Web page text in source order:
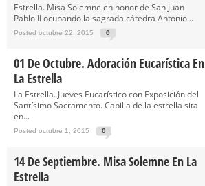
Estrella. Misa Solemne en honor de San Juan
Pablo II ocupando la sagrada cátedra Antonio...
Posted octubre 22, 2015 0
01 De Octubre. Adoración Eucarística En
La Estrella
La Estrella. Jueves Eucarístico con Exposición del
Santísimo Sacramento. Capilla de la estrella sita
en...
Posted octubre 1, 2015 0
14 De Septiembre. Misa Solemne En La
Estrella